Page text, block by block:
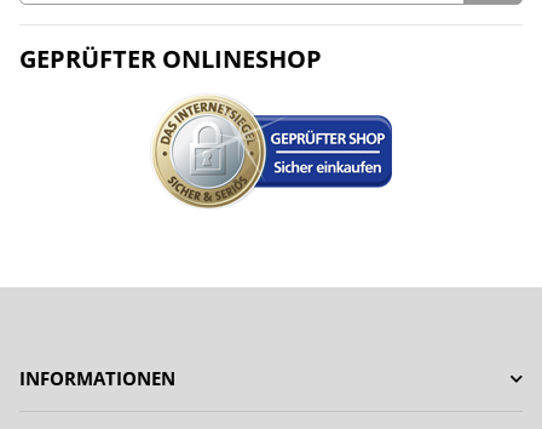
GEPRÜFTER ONLINESHOP
INFORMATIONEN